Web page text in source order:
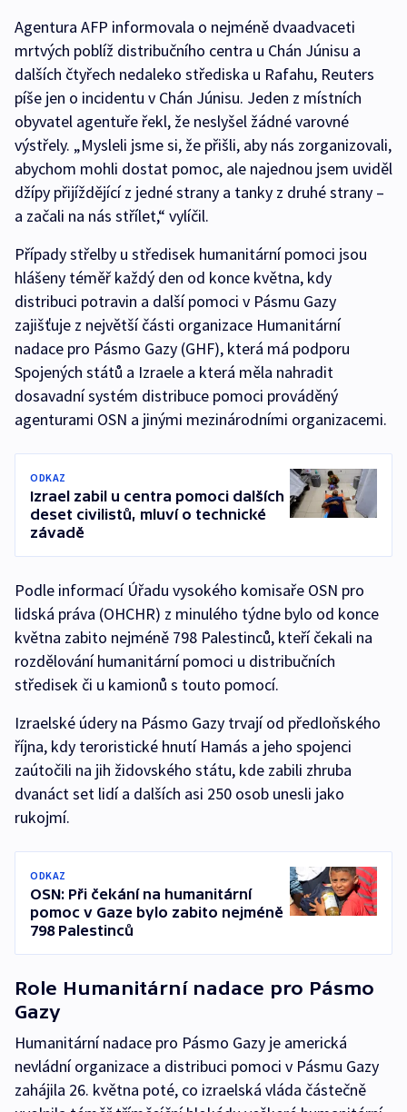
Agentura AFP informovala o nejméně dvaadvaceti
mrtvých poblíž distribučního centra u Chán Júnisu a
dalších čtyřech nedaleko střediska u Rafahu, Reuters
píše jen o incidentu v Chán Júnisu. Jeden z místních
obyvatel agentuře řekl, že neslyšel žádné varovné
výstřely. „Mysleli jsme si, že přišli, aby nás zorganizovali,
abychom mohli dostat pomoc, ale najednou jsem uviděl
džípy přijíždějící z jedné strany a tanky z druhé strany –
a začali na nás střílet,“ vylíčil.
Případy střelby u středisek humanitární pomoci jsou
hlášeny téměř každý den od konce května, kdy
distribuci potravin a další pomoci v Pásmu Gazy
zajišťuje z největší části organizace Humanitární
nadace pro Pásmo Gazy (GHF), která má podporu
Spojených států a Izraele a která měla nahradit
dosavadní systém distribuce pomoci prováděný
agenturami OSN a jinými mezinárodními organizacemi.
ODKAZ
Izrael zabil u centra pomoci dalších
deset civilistů, mluví o technické
závadě
Podle informací Úřadu vysokého komisaře OSN pro
lidská práva (OHCHR) z minulého týdne bylo od konce
května zabito nejméně 798 Palestinců, kteří čekali na
rozdělování humanitární pomoci u distribučních
středisek či u kamionů s touto pomocí.
Izraelské údery na Pásmo Gazy trvají od předloňského
října, kdy teroristické hnutí Hamás a jeho spojenci
zaútočili na jih židovského státu, kde zabili zhruba
dvanáct set lidí a dalších asi 250 osob unesli jako
rukojmí.
ODKAZ
OSN: Při čekání na humanitární
pomoc v Gaze bylo zabito nejméně
798 Palestinců
Role Humanitární nadace pro Pásmo
Gazy
Humanitární nadace pro Pásmo Gazy je americká
nevládní organizace a distribuci pomoci v Pásmu Gazy
zahájila 26. května poté, co izraelská vláda částečně